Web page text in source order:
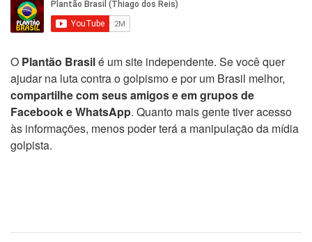
O Plantão Brasilé um site independente. Se você quer
ajudar na luta contra o golpismo e por um Brasil melhor,
compartilhe com seus amigos e em grupos de
Facebook e WhatsApp. Quanto mais gente tiver acesso
às informações, menos poder terá a manipulação da mídia
golpista.